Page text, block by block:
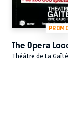
The Opera
Théâtre de La